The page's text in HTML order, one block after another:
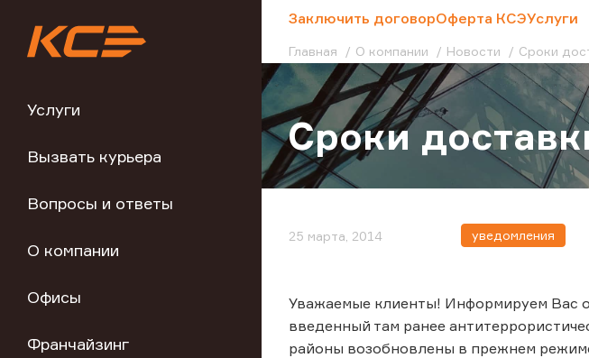
Услуги
Вызвать курьера
Вопросы и ответы
О компании
Офисы
Франчайзинг
Заключить договорОферта КСЭУслуги
Главная О компании Новости Сроки
Сроки
25 марта, 2014 уведомления
Уважаемые клиенты! Информируем Вас о
введенный там ранее
районы возобновлены в прежнем